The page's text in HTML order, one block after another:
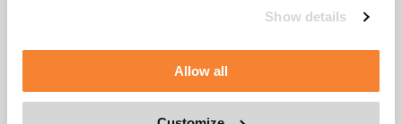
Show details
Allow all
PRODUKTÜBERSICHT
NACHRÜSTUNG & DIENSTLEISTUNGEN
FIRMENÜBERSICHT